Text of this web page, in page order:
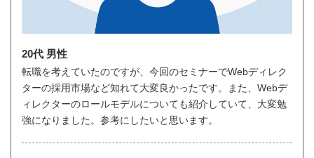
20代 男性
転職を考えていたのですが、今回のセミナーでWebディレク
ターの採用市場など知れて大変良かったです。また、Webデ
ィレクターのロールモデルについても紹介していて、大変勉
強になりました。参考にしたいと思います。